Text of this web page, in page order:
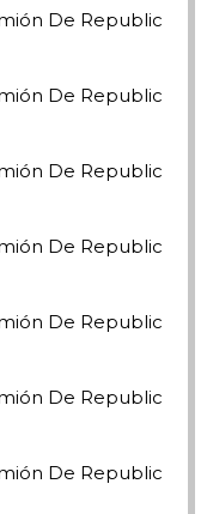
De Republic
De Republic
De Republic
De Republic
De Republic
De Republic
De Republic